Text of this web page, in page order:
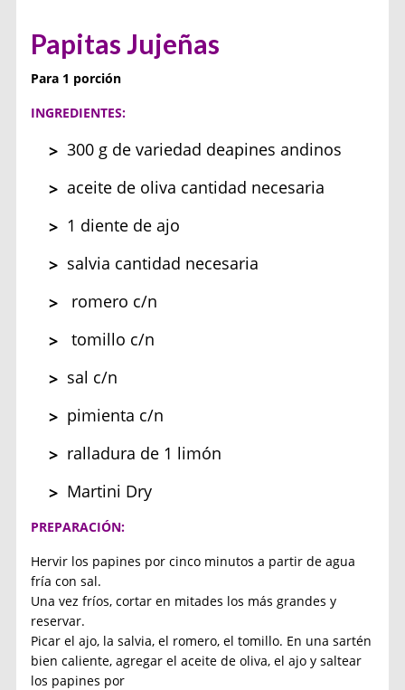
PapitasJujeñas
Para 1 porción
INGREDIENTES:
300 g de variedad deapines andinos
aceite de oliva cantidad necesaria
1 diente de ajo
salvia cantidad necesaria
romero c/n
tomillo c/n
sal c/n
pimienta c/n
ralladura de 1 limón
Martini Dry
PREPARACIÓN:
Hervir los papines por cinco minutos a partir de agua
fría con sal.
Una vez fríos, cortar en mitades los más grandes y
reservar.
Picar el ajo, la salvia, el romero, el tomillo. En una sartén
bien caliente, agregar el aceite de oliva, el ajo y saltear
los papines por